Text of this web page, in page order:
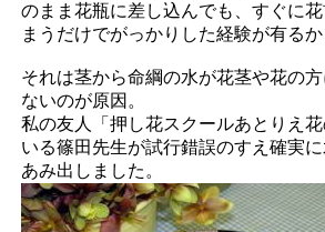
のまま花瓶に差し込んでも、すぐに
まうだけでがっかりした経験が有るか
それは茎から命綱の水が花茎や花の
ないのが原因。
私の友人「押し花スクールあとりえ
いる篠田先生が試行錯誤のすえ確実
あみ出しました。